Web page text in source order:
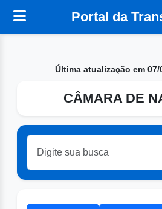
Portal da
Última atualização em 07/
CÂMARA DE